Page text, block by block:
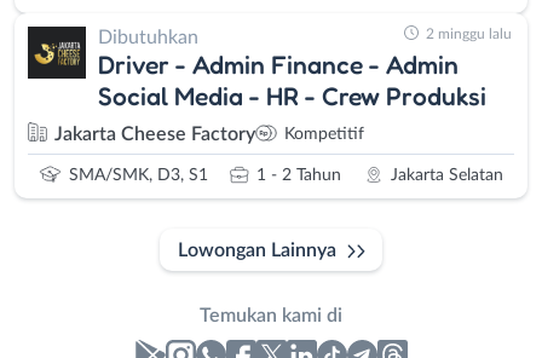
Dibutuhkan
Driver - Admin Finance - Admin
Social Media - HR - Crew Produksi
Jakarta Cheese Factory Kompetitif
SMA/SMK, D3, S1 1 - 2 Tahun Jakarta Selatan
2 minggu lalu
Lowongan Lainnya
Temukan kami di